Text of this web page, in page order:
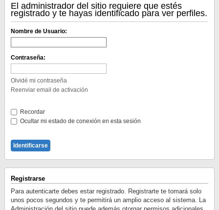
El administrador del sitio requiere que estés
registrado y te hayas identificado para ver perfiles.
Nombre de Usuario:
Contraseña:
Olvidé mi contraseña
Reenviar email de activación
Recordar
Ocultar mi estado de conexión en esta sesión
Registrarse
Para autenticarte debes estar registrado. Registrarte te tomará solo
unos pocos segundos y te permitirá un amplio acceso al sistema. La